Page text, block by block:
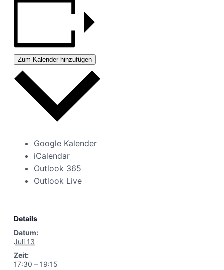
Zum Kalender hinzufügen
Google Kalender
iCalendar
Outlook 365
Outlook Live
Details
Datum:
Juli 13
Zeit:
17:30 – 19:15